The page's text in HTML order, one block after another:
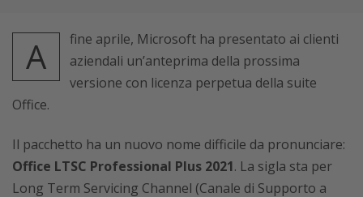
A
fine aprile, Microsoft ha presentato ai clienti
aziendali un’anteprima della prossima
versione con licenza perpetua della suite
Office.
Il pacchetto ha un nuovo nome difficile da pronunciare:
Office LTSC Professional Plus 2021. La sigla sta per
Long Term Servicing Channel (Canale di Supporto a